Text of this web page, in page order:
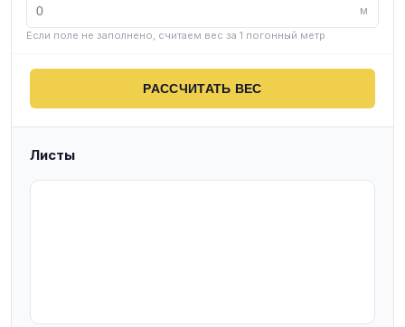
м
Если поле не заполнено, считаем вес за 1 погонный метр
РАССЧИТАТЬ ВЕС
Листы